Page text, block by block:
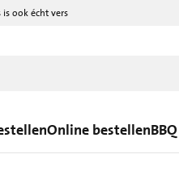
is ook écht vers
Online bestellenBBQ